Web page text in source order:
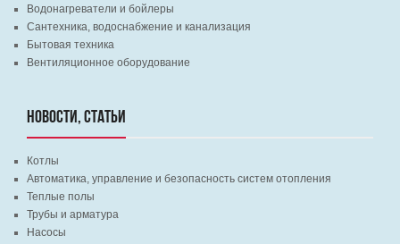
Водонагреватели и бойлеры
Сантехника, водоснабжение и канализация
Бытовая техника
Вентиляционное оборудование
НОВОСТИ, СТАТЬИ
Котлы
Автоматика, управление и безопасность систем отопления
Теплые полы
Трубы и арматура
Насосы